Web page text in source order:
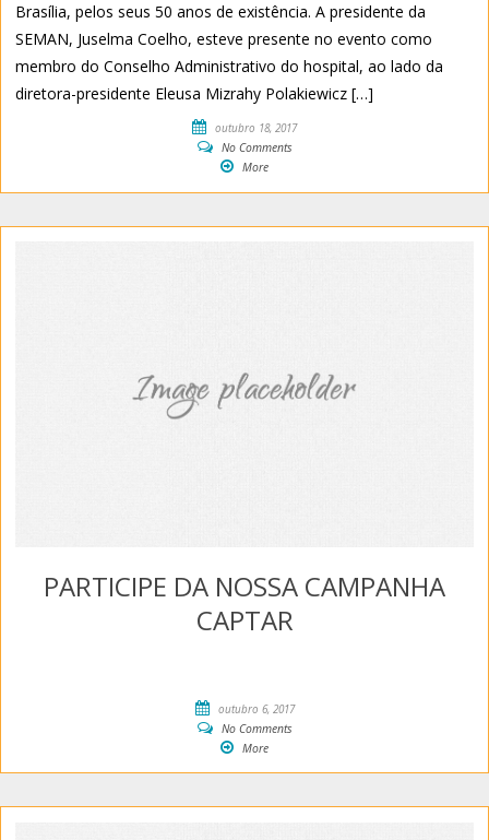
Brasília, pelos seus 50 anos de existência. A presidente da
SEMAN, Juselma Coelho, esteve presente no evento como
membro do Conselho Administrativo do hospital, ao lado da
diretora-presidente Eleusa Mizrahy Polakiewicz […]
outubro 18, 2017
No Comments
More
PARTICIPE DA NOSSA CAMPANHA
CAPTAR
outubro 6, 2017
No Comments
More